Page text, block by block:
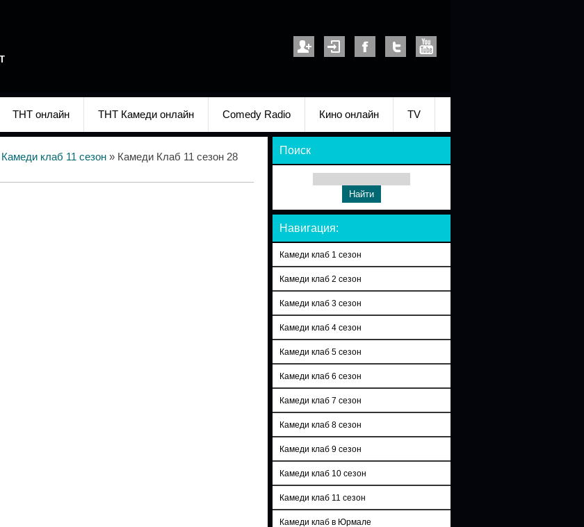
ТНТ онлайн ТНТ Камеди онлайн Comedy Radio Кино онлайн TV
Камеди клаб 11 сезон » Камеди Клаб 11 сезон 28
Поиск
Навигация:
Камеди клаб 1 сезон
Камеди клаб 2 сезон
Камеди клаб 3 сезон
Камеди клаб 4 сезон
Камеди клаб 5 сезон
Камеди клаб 6 сезон
Камеди клаб 7 сезон
Камеди клаб 8 сезон
Камеди клаб 9 сезон
Камеди клаб 10 сезон
Камеди клаб 11 сезон
Камеди клаб в Юрмале